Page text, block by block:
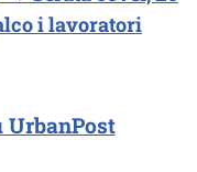
i lavoratori
UrbanPost